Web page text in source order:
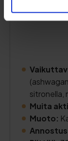
sitronella,
Muita
Muoto: